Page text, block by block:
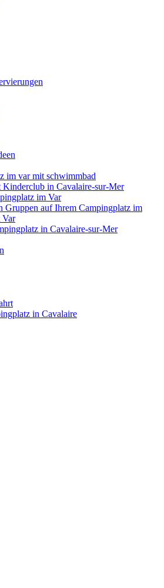
im var mit schwimmbad
Kinderclub in Cavalaire-sur-Mer
im Var
Gruppen auf Ihrem Campingplatz im
Var
in Cavalaire-sur-Mer
in Cavalaire